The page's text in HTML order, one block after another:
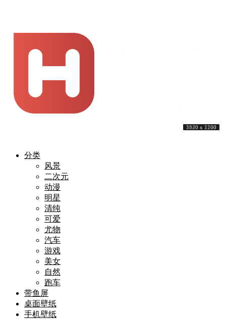
分类
风景
二次元
动漫
明星
清纯
可爱
尤物
汽车
游戏
美女
自然
跑车
带鱼屏
桌面壁纸
手机壁纸
5120 x 3200
3840 x 2160
5120 x 1440
7687 x 4669
3840 x 2160
3840 x 2160
8120 x 4134
5120 x 3200
3840 x 2160
1920 x 1200